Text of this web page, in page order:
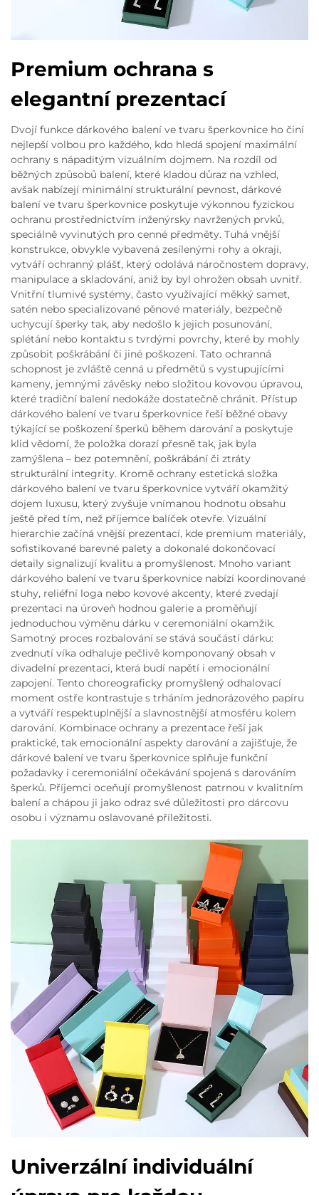
Premium ochrana s
elegantní prezentací
Dvojí funkce dárkového balení ve tvaru šperkovnice ho činí
nejlepší volbou pro každého, kdo hledá spojení maximální
ochrany s nápaditým vizuálním dojmem. Na rozdíl od
běžných způsobů balení, které kladou důraz na vzhled,
avšak nabízejí minimální strukturální pevnost, dárkové
balení ve tvaru šperkovnice poskytuje výkonnou fyzickou
ochranu prostřednictvím inženýrsky navržených prvků,
speciálně vyvinutých pro cenné předměty. Tuhá vnější
konstrukce, obvykle vybavená zesílenými rohy a okraji,
vytváří ochranný plášť, který odolává náročnostem dopravy,
manipulace a skladování, aniž by byl ohrožen obsah uvnitř.
Vnitřní tlumivé systémy, často využívající měkký samet,
satén nebo specializované pěnové materiály, bezpečně
uchycují šperky tak, aby nedošlo k jejich posunování,
splétání nebo kontaktu s tvrdými povrchy, které by mohly
způsobit poškrábání či jiné poškození. Tato ochranná
schopnost je zvláště cenná u předmětů s vystupujícími
kameny, jemnými závěsky nebo složitou kovovou úpravou,
které tradiční balení nedokáže dostatečně chránit. Přístup
dárkového balení ve tvaru šperkovnice řeší běžné obavy
týkající se poškození šperků během darování a poskytuje
klid vědomí, že položka dorazí přesně tak, jak byla
zamýšlena – bez potemnění, poškrábání či ztráty
strukturální integrity. Kromě ochrany estetická složka
dárkového balení ve tvaru šperkovnice vytváří okamžitý
dojem luxusu, který zvyšuje vnímanou hodnotu obsahu
ještě před tím, než příjemce balíček otevře. Vizuální
hierarchie začíná vnější prezentací, kde premium materiály,
sofistikované barevné palety a dokonalé dokončovací
detaily signalizují kvalitu a promyšlenost. Mnoho variant
dárkového balení ve tvaru šperkovnice nabízí koordinované
stuhy, reliéfní loga nebo kovové akcenty, které zvedají
prezentaci na úroveň hodnou galerie a proměňují
jednoduchou výměnu dárku v ceremoniální okamžik.
Samotný proces rozbalování se stává součástí dárku:
zvednutí víka odhaluje pečlivě komponovaný obsah v
divadelní prezentaci, která budí napětí i emocionální
zapojení. Tento choreograficky promyšlený odhalovací
moment ostře kontrastuje s trháním jednorázového papíru
a vytváří respektuplnější a slavnostnější atmosféru kolem
darování. Kombinace ochrany a prezentace řeší jak
praktické, tak emocionální aspekty darování a zajišťuje, že
dárkové balení ve tvaru šperkovnice splňuje funkční
požadavky i ceremoniální očekávání spojená s darováním
šperků. Příjemci oceňují promyšlenost patrnou v kvalitním
balení a chápou ji jako odraz své důležitosti pro dárcovu
osobu i významu oslavované příležitosti.
Univerzální individuální